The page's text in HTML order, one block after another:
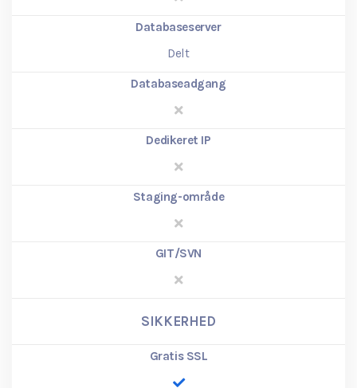
Databaseserver
Delt
Databaseadgang
Dedikeret IP
Staging-område
GIT/SVN
SIKKERHED
Gratis SSL